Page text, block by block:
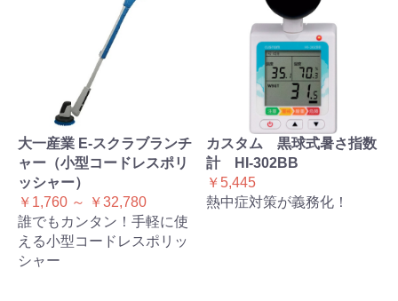
大一産業 E-スクラブランチ
ャー（小型コードレスポリ
ッシャー）
￥1,760 ～ ￥32,780
誰でもカンタン！手軽に使
える小型コードレスポリッ
シャー
カスタム 黒球式暑さ指数
計 HI-302BB
￥5,445
熱中症対策が義務化！